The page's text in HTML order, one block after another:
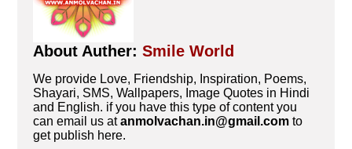
About Auther:Smile World
We provide Love, Friendship, Inspiration, Poems,
Shayari, SMS, Wallpapers, Image Quotes in Hindi
and English. if you have this type of content you
can email us atanmolvachan.in@gmail.com to
get publish here.